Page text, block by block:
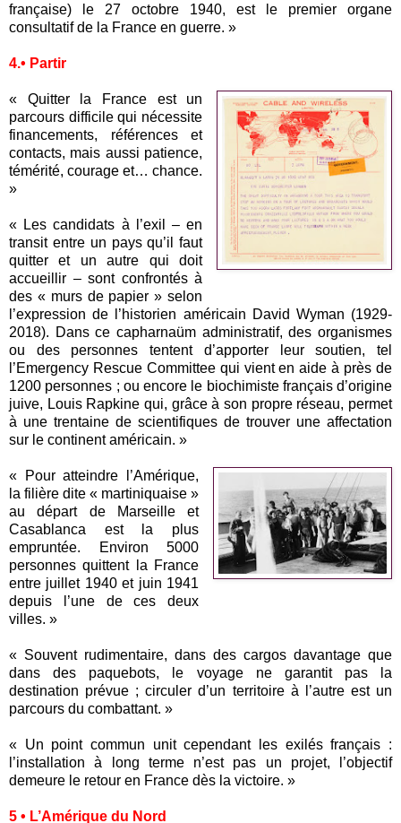
française) le 27 octobre 1940, est le premier organe
consultatif de la France en guerre. »
4.• Partir
« Quitter la France est un
parcours difficile qui nécessite
financements, références et
contacts, mais aussi patience,
témérité, courage et… chance.
»
« Les candidats à l’exil – en
transit entre un pays qu’il faut
quitter et un autre qui doit
accueillir – sont confrontés à
des « murs de papier » selon
l’expression de l’historien américain David Wyman (1929-
2018). Dans ce capharnaüm administratif, des organismes
ou des personnes tentent d’apporter leur soutien, tel
l’Emergency Rescue Committee qui vient en aide à près de
1200 personnes ; ou encore le biochimiste français d’origine
juive, Louis Rapkine qui, grâce à son propre réseau, permet
à une trentaine de scientifiques de trouver une affectation
sur le continent américain. »
« Pour atteindre l’Amérique,
la filière dite « martiniquaise »
au départ de Marseille et
Casablanca est la plus
empruntée. Environ 5000
personnes quittent la France
entre juillet 1940 et juin 1941
depuis l’une de ces deux
villes. »
« Souvent rudimentaire, dans des cargos davantage que
dans des paquebots, le voyage ne garantit pas la
destination prévue ; circuler d’un territoire à l’autre est un
parcours du combattant. »
« Un point commun unit cependant les exilés français :
l’installation à long terme n’est pas un projet, l’objectif
demeure le retour en France dès la victoire. »
5 • L’Amérique du Nord